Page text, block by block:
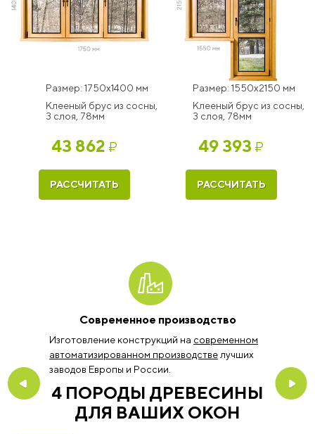
Размер: 1750x1400 мм
Клееный брус из сосны,
3 слоя, 78мм
43 862 ₽
РАССЧИТАТЬ
Размер: 1550x2150 мм
Клееный брус из сосны,
3 слоя, 78мм
49 393 ₽
РАССЧИТАТЬ
Современное производство
Изготовление конструкций на современном
автоматизированном производствелучших
заводов Европы и России.
4 ПОРОДЫ ДРЕВЕСИНЫ
ДЛЯ ВАШИХ ОКОН